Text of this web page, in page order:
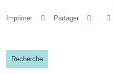
Imprimer Partager
Recherche